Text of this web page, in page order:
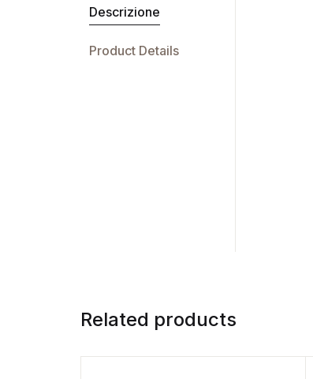
Descrizione
Product Details
Related products